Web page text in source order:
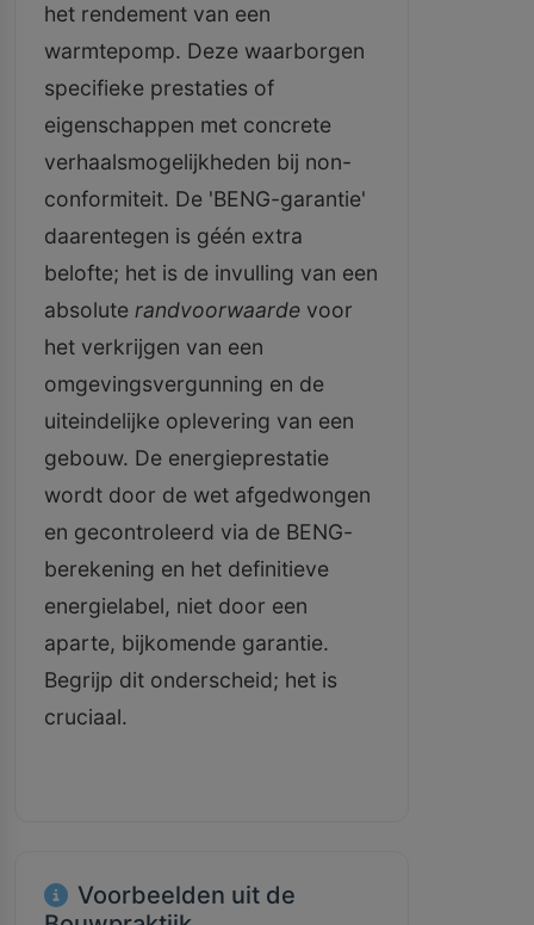
het rendement van een
warmtepomp. Deze waarborgen
specifieke prestaties of
eigenschappen met concrete
verhaalsmogelijkheden bij non-
conformiteit. De 'BENG-garantie'
daarentegen is géén extra
belofte; het is de invulling van een
absolute randvoorwaarde voor
het verkrijgen van een
omgevingsvergunning en de
uiteindelijke oplevering van een
gebouw. De energieprestatie
wordt door de wet afgedwongen
en gecontroleerd via de BENG-
berekening en het definitieve
energielabel, niet door een
aparte, bijkomende garantie.
Begrijp dit onderscheid; het is
cruciaal.
Voorbeelden uit de